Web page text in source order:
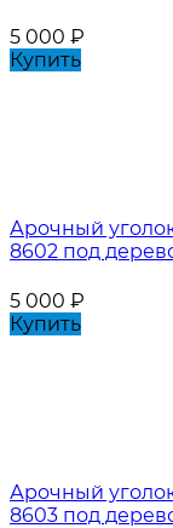
5 000 ₽
Купить
Арочный
8602 под
5 000 ₽
Купить
Арочный
8603 под